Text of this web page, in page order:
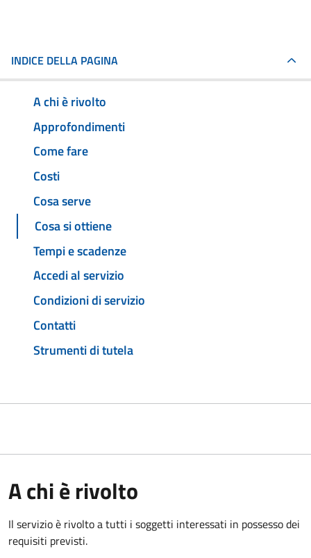
INDICE DELLA PAGINA
A chi è rivolto
Approfondimenti
Come fare
Costi
Cosa serve
Cosa si ottiene
Tempi e scadenze
Accedi al servizio
Condizioni di servizio
Contatti
Strumenti di tutela
A chi è rivolto
Il servizio è rivolto a tutti i soggetti interessati in possesso dei
requisiti previsti.